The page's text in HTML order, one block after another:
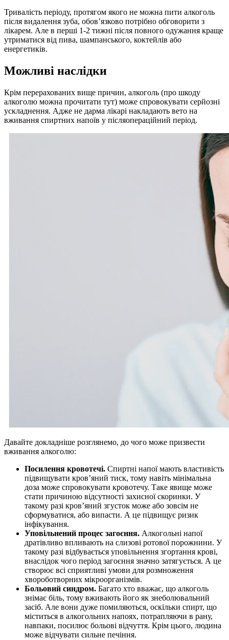
Тривалість періоду, протягом якого не можна пити алкоголь
після видалення зуба, обов’язково потрібно обговорити з
лікарем. Але в перші 1-2 тижні після повного одужання краще
утриматися від пива, шампанського, коктейлів або
енергетиків.
Можливі наслідки
Крім перерахованих вище причин, алкоголь (про шкоду
алкоголю можна прочитати тут) може спровокувати серйозні
ускладнення. Адже не дарма лікарі накладають вето на
вживання спиртних напоїв у післяопераційний період.
Давайте докладніше розглянемо, до чого може призвести
вживання алкоголю:
Посилення кровотечі. Спиртні напої мають властивість
підвищувати кров’яний тиск, тому навіть мінімальна
доза може спровокувати кровотечу. Таке явище може
стати причиною відсутності захисної скоринки. У
такому разі кров’яний згусток може або зовсім не
сформуватися, або випасти. А це підвищує ризик
інфікування.
Уповільнений процес загоєння. Алкогольні напої
дратівливо впливають на слизові ротової порожнини. У
такому разі відбувається уповільнення згортання крові,
внаслідок чого період загоєння значно затягується. А це
створює всі сприятливі умови для розмноження
хвороботворних мікроорганізмів.
Больовий синдром. Багато хто вважає, що алкоголь
знімає біль, тому вживають його як знеболювальний
засіб. Але вони дуже помиляються, оскільки спирт, що
міститься в алкогольних напоях, потрапляючи в рану,
навпаки, посилює больові відчуття. Крім цього, людина
може відчувати сильне печіння.